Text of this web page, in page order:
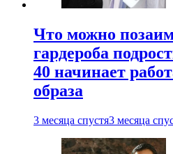
Что можно
гардероба
40 начинает
образа
3 месяца спустя3 месяца